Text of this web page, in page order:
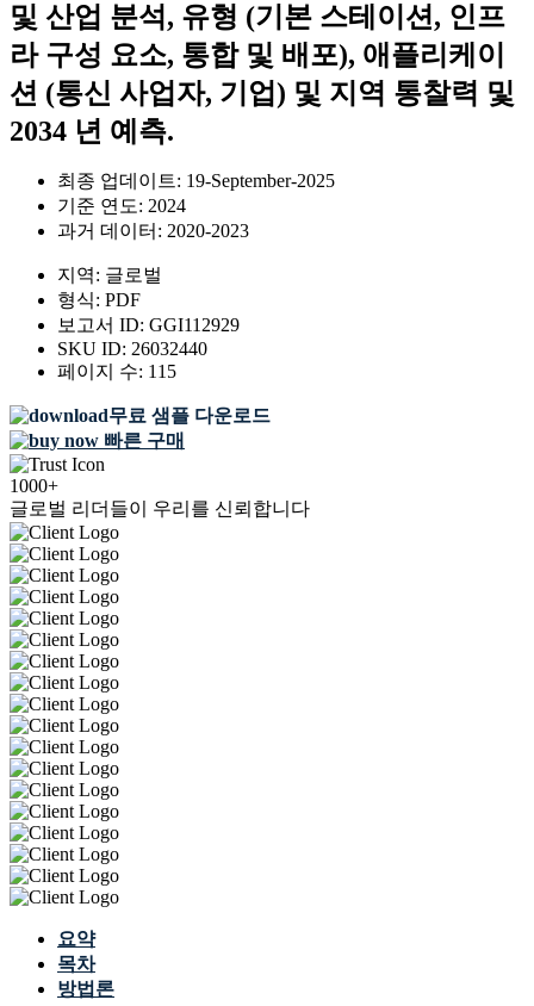
및 산업 분석, 유형 (기본 스테이션, 인프
라 구성 요소, 통합 및 배포), 애플리케이
션 (통신 사업자, 기업) 및 지역 통찰력 및
2034 년 예측.
최종 업데이트: 19-September-2025
기준 연도: 2024
과거 데이터: 2020-2023
지역: 글로벌
형식: PDF
보고서 ID: GGI112929
SKU ID: 26032440
페이지 수: 115
무료 샘플 다운로드
빠른 구매
1000+
글로벌 리더들이 우리를 신뢰합니다
요약
목차
방법론